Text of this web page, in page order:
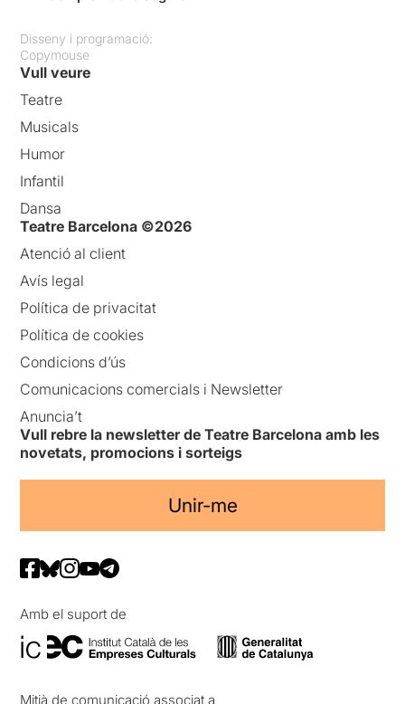
Disseny i programació:
Copymouse
Vull veure
Teatre
Musicals
Humor
Infantil
Dansa
Teatre Barcelona ©2026
Atenció al client
Avís legal
Política de privacitat
Política de cookies
Condicions d’ús
Comunicacions comercials i Newsletter
Anuncia’t
Vull rebre la newsletter de Teatre Barcelona amb les
novetats, promocions i sorteigs
Unir-me
Amb el suport de
Mitjà de comunicació associat a